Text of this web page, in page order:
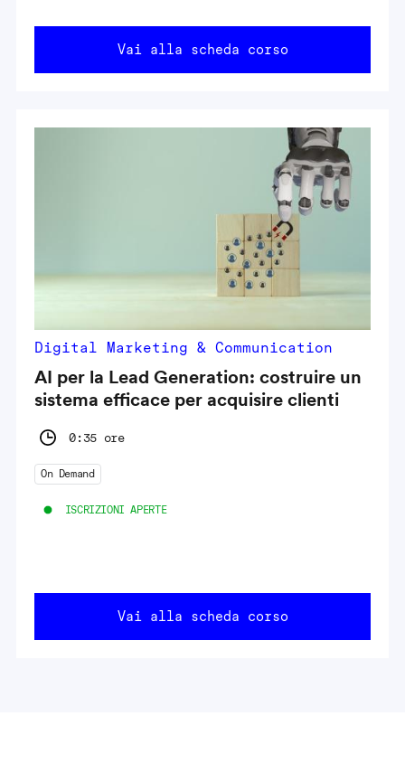
Vai alla scheda corso
Digital Marketing & Communication
AI per la Lead Generation: costruire un
sistema efficace per acquisire clienti
0:35 ore
On Demand
ISCRIZIONI APERTE
Vai alla scheda corso